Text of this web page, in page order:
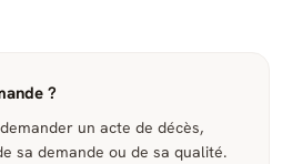
?
un acte de décès,
sa demande ou de sa qualité.